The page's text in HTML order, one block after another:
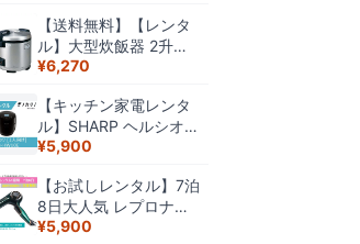
イジング エイジングケ
ア
イベント 縁日 屋台 自
動 じゃりじゃり ふわふ
わ 業務用 家庭電源対応
【送料無料】【レンタ
ル】大型炊飯器 2升炊
き用 1.08Lから3.6L イ
祭り縁日 屋台 模擬店
文化祭
¥6,270
【キッチン家電レンタ
ル】SHARP ヘルシオ
ホットクック KN-
タル 1人向け 1.0L シャ
ープ 電気自動調理鍋
¥5,900
【お試しレンタル】7泊
8日大人気 レプロナイ
ザー 7D Plus REP7D-
¥5,900